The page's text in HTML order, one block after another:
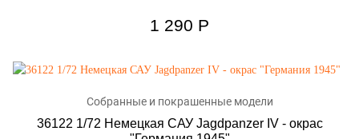
1 290 Р
Собранные и покрашенные модели
36122 1/72 Немецкая САУ Jagdpanzer IV - окрас